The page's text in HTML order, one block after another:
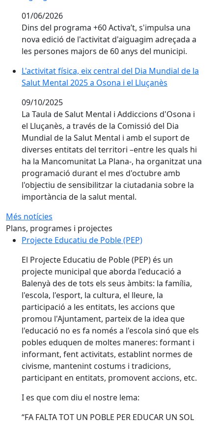
01/06/2026
Dins del programa +60 Activa’t, s'impulsa una
nova edició de l'activitat d'aiguagim adreçada a
les persones majors de 60 anys del municipi.
L'activitat física, eix central del Dia Mundial de la
L'activitat física, eix central del Dia Mundial de la
Salut Mental 2025 a Osona i el Lluçanès
09/10/2025
La Taula de Salut Mental i Addiccions d'Osona i
el Lluçanès, a través de la Comissió del Dia
Mundial de la Salut Mental i amb el suport de
diverses entitats del territori –entre les quals hi
ha la Mancomunitat La Plana-, ha organitzat una
programació durant el mes d'octubre amb
l'objectiu de sensibilitzar la ciutadania sobre la
importància de la salut mental.
Més notícies
Plans, programes i projectes
Projecte Educatiu de Poble (PEP)
Projecte Educatiu de Poble (PEP)
El Projecte Educatiu de Poble (PEP) és un
projecte municipal que aborda l'educació a
Balenyà des de tots els seus àmbits: la família,
l'escola, l'esport, la cultura, el lleure, la
participació a les entitats, les accions que
promou l'Ajuntament, parteix de la idea que
l'educació no es fa només a l'escola sinó que els
pobles eduquen de moltes maneres: formant i
informant, fent activitats, establint normes de
civisme, mantenint costums i tradicions,
participant en entitats, promovent accions, etc.
I es que com diu el nostre lema:
“FA FALTA TOT UN POBLE PER EDUCAR UN SOL